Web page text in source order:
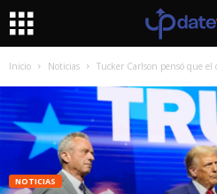
Inicio Noticias Tucker Carlson pensó que
NOTICIAS